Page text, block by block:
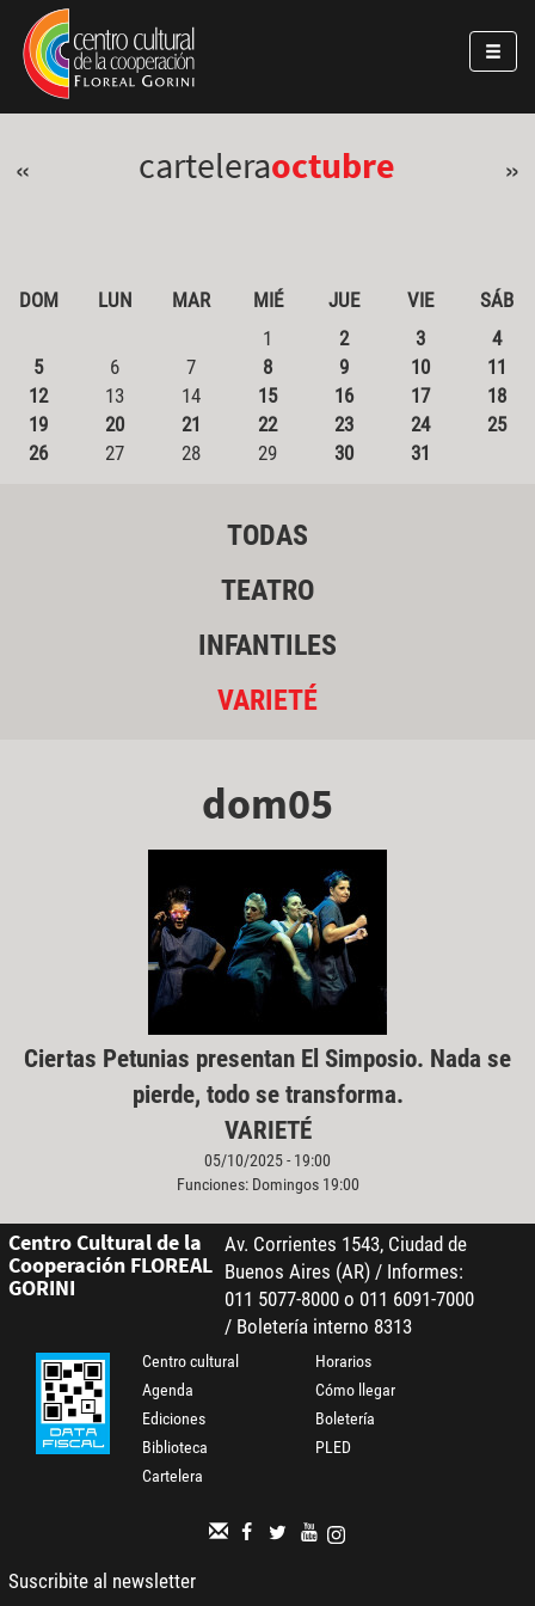
Pasar al contenido principal
Jump to main content
« carteleraoctubre »
DOM LUN MAR MIÉ JUE VIE
SÁB
1
2 3
4
5
6 7 8 9 10
11
12
13 14 15 16 17
18
19
20 21 22 23 24
25
26
27 28 29 30 31
TODAS
TEATRO
INFANTILES
VARIETÉ
dom05
Ciertas Petunias presentan El Simposio. Nada se
pierde, todo se transforma.
VARIETÉ
05/10/2025 - 19:00
Funciones: Domingos 19:00
Centro Cultural de la
Cooperación FLOREAL
GORINI
Av. Corrientes 1543, Ciudad de
Buenos Aires (AR) / Informes:
011 5077-8000 o 011 6091-7000
/ Boletería interno 8313
Centro cultural
Agenda
Ediciones
Biblioteca
Cartelera
Horarios
Cómo llegar
Boletería
PLED
Suscribite al newsletter